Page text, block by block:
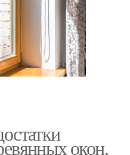
окон.